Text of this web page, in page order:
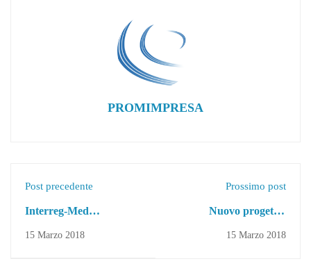
PROMIMPRESA
Post precedente
Interreg-Med
15 Marzo 2018
Prossimo post
Nuovo progetto:
15 Marzo 2018